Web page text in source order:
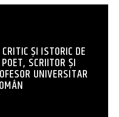
ȘI ISTORIC DE
SCRIITOR ȘI
UNIVERSITAR